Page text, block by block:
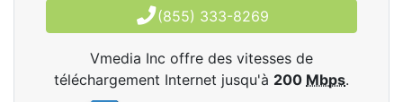
(855) 333-8269
Vmedia Inc offre des vitesses de
téléchargement Internet jusqu'à 200 Mbps.